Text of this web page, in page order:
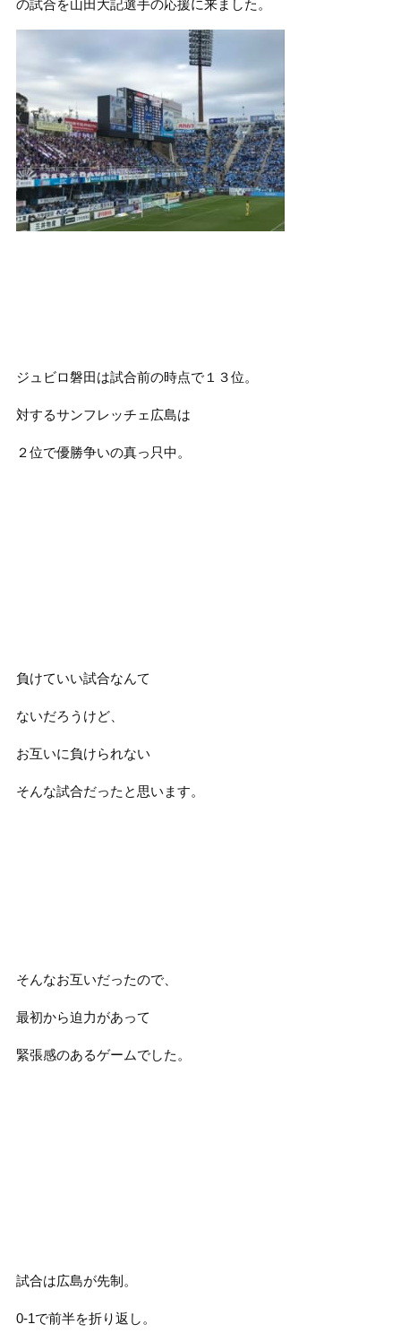
の試合を山田大記選手の応援に来ました。
ジュビロ磐田は試合前の時点で１３位。
対するサンフレッチェ広島は
２位で優勝争いの真っ只中。
負けていい試合なんて
ないだろうけど、
お互いに負けられない
そんな試合だったと思います。
そんなお互いだったので、
最初から迫力があって
緊張感のあるゲームでした。
試合は広島が先制。
0-1で前半を折り返し。